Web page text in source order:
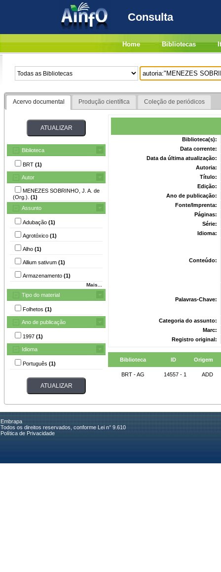
Consulta
Home Bibliotecas
Acervo documental Produção científica Coleção de periódicos
Biblioteca
BRT (1)
Autor
MENEZES SOBRINHO, J. A. de
(Org.). (1)
Assunto
Adubação (1)
Agrotóxico (1)
Alho (1)
Allium sativum (1)
Armazenamento (1)
Mais...
Tipo do material
Folhetos (1)
Ano de publicação
1997 (1)
Idioma
Português (1)
Biblioteca(s):
Data corrente:
Data da última atualização:
Autoria:
Título:
Edição:
Ano de publicação:
Fonte/Imprenta:
Páginas:
Série:
Idioma:
Conteúdo:
Palavras-Chave:
Categoria do assunto:
Marc:
Registro original:
Biblioteca ID Origem
BRT - AG 14557 - 1 ADD
Embrapa
Todos os direitos reservados, conforme Lei n° 9.610
Política de Privacidade